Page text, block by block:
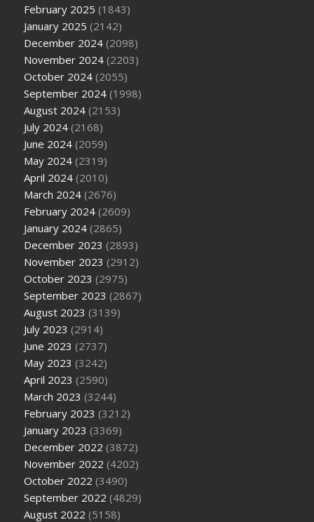
February 2025 (1843)
January 2025 (2142)
December 2024 (2098)
November 2024 (2203)
October 2024 (2055)
September 2024 (1998)
August 2024 (2153)
July 2024 (2168)
June 2024 (2059)
May 2024 (2319)
April 2024 (2010)
March 2024 (2676)
February 2024 (2609)
January 2024 (2865)
December 2023 (2893)
November 2023 (2912)
October 2023 (2975)
September 2023 (2867)
August 2023 (3139)
July 2023 (2914)
June 2023 (2737)
May 2023 (3242)
April 2023 (2590)
March 2023 (3244)
February 2023 (3212)
January 2023 (3369)
December 2022 (3872)
November 2022 (4202)
October 2022 (3490)
September 2022 (4829)
August 2022 (5158)